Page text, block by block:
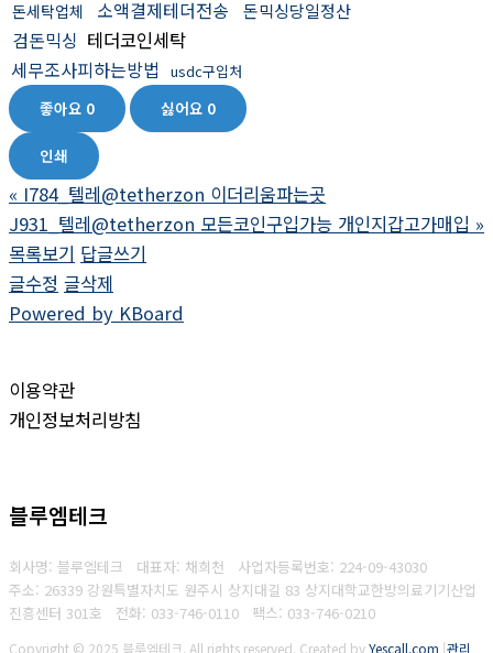
돈세탁업체 소액결제테더전송 돈믹싱당일정산
검돈믹싱 테더코인세탁
세무조사피하는방법
usdc구입처
좋아요 0 싫어요 0
인쇄
« I784_텔레@tetherzon 이더리움파는곳
J931_텔레@tetherzon 모든코인구입가능 개인지갑고가매입 »
목록보기 답글쓰기
글수정 글삭제
Powered by KBoard
이용약관
개인정보처리방침
블루엠테크
회사명: 블루엠테크 대표자: 채희천 사업자등록번호: 224-09-43030
주소: 26339 강원특별자치도 원주시 상지대길 83 상지대학교한방의료기기산업
진흥센터 301호 전화: 033-746-0110 팩스: 033-746-0210
Copyright © 2025 블루엠테크. All rights reserved. Created byYescall.com [관리